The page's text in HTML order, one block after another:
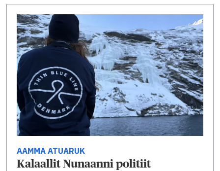
AAMMA ATUARUK
Kalaallit Nunaanni politiit